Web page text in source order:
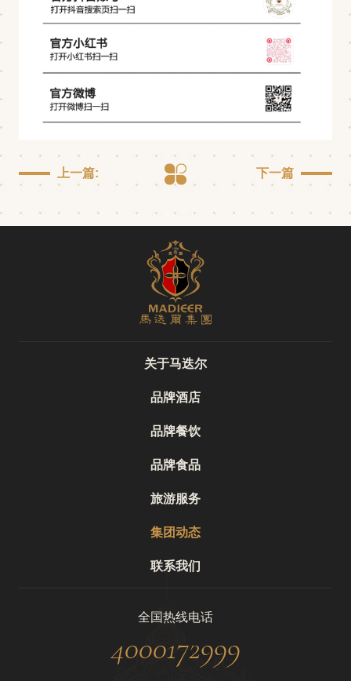
上一篇: 下一篇
关于马迭尔
品牌酒店
品牌餐饮
品牌食品
旅游服务
集团动态
联系我们
全国热线电话
4000172999